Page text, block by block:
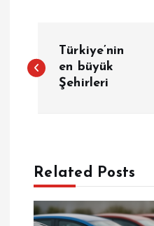
a
g
e
Türkiye’nin
en büyük
Şehirleri
Related Posts